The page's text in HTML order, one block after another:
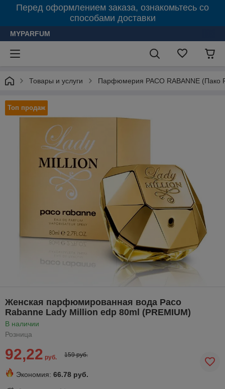
Перед оформлением заказа, ознакомьтесь со
способами доставки
MYPARFUM
Товары и услуги Парфюмерия PACO RABANNE (Пако
Топ продаж
Женская парфюмированная вода Paco
Rabanne Lady Million edp 80ml (PREMIUM)
В наличии
Розница
92,22 руб. 159 руб.
Экономия: 66.78 руб.